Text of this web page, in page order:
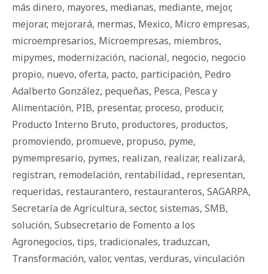
más dinero, mayores, medianas, mediante, mejor,
mejorar, mejorará, mermas, Mexico, Micro empresas,
microempresarios, Microempresas, miembros,
mipymes, modernización, nacional, negocio, negocio
propio, nuevo, oferta, pacto, participación, Pedro
Adalberto González, pequeñas, Pesca, Pesca y
Alimentación, PIB, presentar, proceso, producir,
Producto Interno Bruto, productores, productos,
promoviendo, promueve, propuso, pyme,
pymempresario, pymes, realizan, realizar, realizará,
registran, remodelación, rentabilidad., representan,
requeridas, restaurantero, restauranteros, SAGARPA,
Secretaría de Agricultura, sector, sistemas, SMB,
solución, Subsecretario de Fomento a los
Agronegocios, tips, tradicionales, traduzcan,
Transformación, valor, ventas, verduras, vinculación